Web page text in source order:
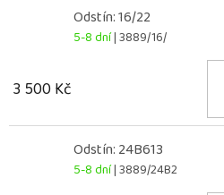
Odstín: 16/22
5-8 dní| 3889/16/
3 500 Kč
Odstín: 24B613
5-8 dní| 3889/24B2